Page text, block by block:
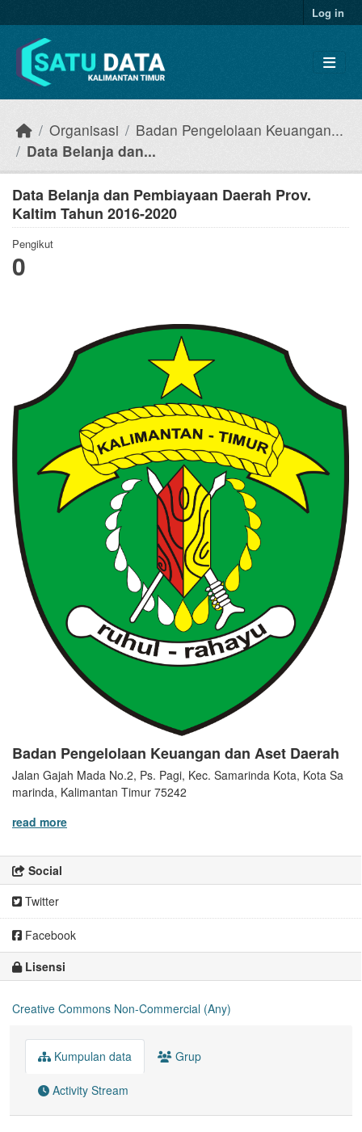
Log in
Organisasi
Badan Pengelolaan Keuangan...
Data Belanja dan...
Data Belanja dan Pembiayaan Daerah Prov.
Kaltim Tahun 2016-2020
Pengikut
0
Badan Pengelolaan Keuangan dan Aset Daerah
Jalan Gajah Mada No.2, Ps. Pagi, Kec. Samarinda Kota, Kota Sa
marinda, Kalimantan Timur 75242
read more
Social
Twitter
Facebook
Lisensi
Creative Commons Non-Commercial (Any)
Kumpulan data Grup
Activity Stream